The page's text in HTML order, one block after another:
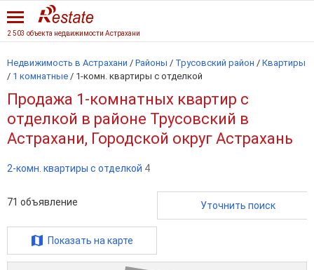
2 503 объекта недвижимости Астрахани
Недвижимость в Астрахани / Районы / Трусовский район / Квартиры
/ 1 комнатные / 1-комн. квартиры с отделкой
Продажа 1-комнатных квартир с
отделкой в районе Трусовский в
Астрахани, Городской округ Астрахань
2-комн. квартиры с отделкой 4
71 объявление Уточнить поиск
Показать на карте